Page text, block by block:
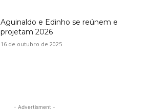
Aguinaldo e Edinho se reúnem e
projetam 2026
16 de outubro de 2025
- Advertisment -